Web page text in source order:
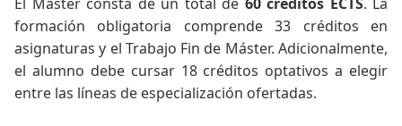
formación obligatoria comprende 33 créditos en
asignaturas y el Trabajo Fin de Máster. Adicionalmente,
el alumno debe cursar 18 créditos optativos a elegir
entre las líneas de especialización ofertadas.